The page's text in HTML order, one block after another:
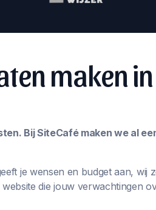
maken in
Bij SiteCafé maken we al
je wensen en budget aan, wij
die jouw verwachtingen